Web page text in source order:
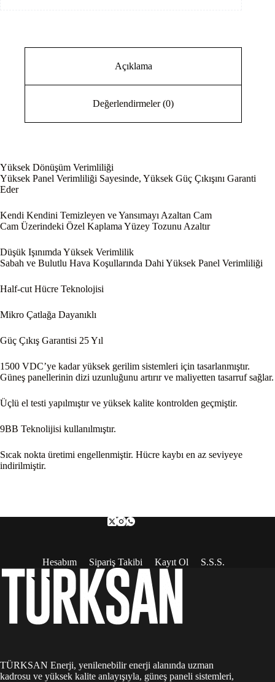
Açıklama
Değerlendirmeler (0)
Yüksek Dönüşüm Verimliliği
Yüksek Panel Verimliliği Sayesinde, Yüksek Güç Çıkışını Garanti
Eder
Kendi Kendini Temizleyen ve Yansımayı Azaltan Cam
Cam Üzerindeki Özel Kaplama Yüzey Tozunu Azaltır
Düşük Işınımda Yüksek Verimlilik
Sabah ve Bulutlu Hava Koşullarında Dahi Yüksek Panel Verimliliği
Half-cut Hücre Teknolojisi
Mikro Çatlağa Dayanıklı
Güç Çıkış Garantisi 25 Yıl
1500 VDC’ye kadar yüksek gerilim sistemleri için tasarlanmıştır.
Güneş panellerinin dizi uzunluğunu artırır ve maliyetten tasarruf sağlar.
Üçlü el testi yapılmıştır ve yüksek kalite kontrolden geçmiştir.
9BB Teknolijisi kullanılmıştır.
Sıcak nokta üretimi engellenmiştir. Hücre kaybı en az seviyeye
indirilmiştir.
Hesabım Sipariş Takibi Kayıt Ol S.S.S.
TÜRKSAN Enerji, yenilenebilir enerji alanında uzman
kadrosu ve yüksek kalite anlayışıyla, güneş paneli sistemleri,